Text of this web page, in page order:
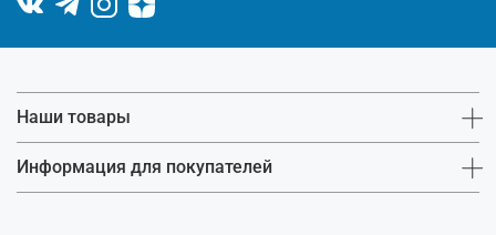
Наши товары
Информация для покупателей